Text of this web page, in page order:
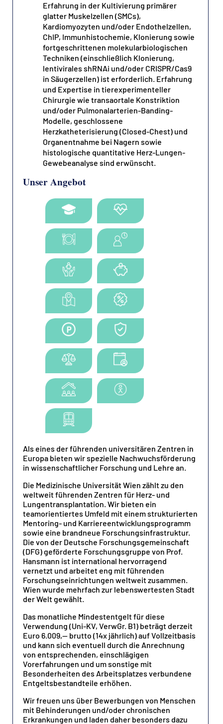
Erfahrung in der Kultivierung primärer
glatter Muskelzellen (SMCs),
Kardiomyozyten und/oder Endothelzellen,
ChIP, Immunhistochemie, Klonierung sowie
fortgeschrittenen molekularbiologischen
Techniken (einschließlich Klonierung,
lentivirales shRNAi und/oder CRISPR/Cas9
in Säugerzellen) ist erforderlich. Erfahrung
und Expertise in tierexperimenteller
Chirurgie wie transaortale Konstriktion
und/oder Pulmonalarterien-Banding-
Modelle, geschlossene
Herzkatheterisierung (Closed-Chest) und
Organentnahme bei Nagern sowie
histologische quantitative Herz-Lungen-
Gewebeanalyse sind erwünscht.
Unser Angebot
Als eines der führenden universitären Zentren in
Europa bieten wir spezielle Nachwuchsförderung
in wissenschaftlicher Forschung und Lehre an.
Die Medizinische Universität Wien zählt zu den
weltweit führenden Zentren für Herz- und
Lungentransplantation. Wir bieten ein
teamorientiertes Umfeld mit einem strukturierten
Mentoring- und Karriereentwicklungsprogramm
sowie eine brandneue Forschungsinfrastruktur.
Die von der Deutsche Forschungsgemeinschaft
(DFG) geförderte Forschungsgruppe von Prof.
Hansmann ist international hervorragend
vernetzt und arbeitet eng mit führenden
Forschungseinrichtungen weltweit zusammen.
Wien wurde mehrfach zur lebenswertesten Stadt
der Welt gewählt.
Das monatliche Mindestentgelt für diese
Verwendung (Uni-KV, VerwGr. B1) beträgt derzeit
Euro 6.009,-- brutto (14x jährlich) auf Vollzeitbasis
und kann sich eventuell durch die Anrechnung
von entsprechenden, einschlägigen
Vorerfahrungen und um sonstige mit
Besonderheiten des Arbeitsplatzes verbundene
Entgeltsbestandteile erhöhen.
Wir freuen uns über Bewerbungen von Menschen
mit Behinderungen und/oder chronischen
Erkrankungen und laden daher besonders dazu